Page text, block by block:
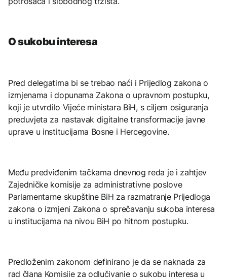
O sukobu interesa
Pred delegatima bi se trebao naći i Prijedlog zakona o
izmjenama i dopunama Zakona o upravnom postupku,
koji je utvrdilo Vijeće ministara BiH, s ciljem osiguranja
preduvjeta za nastavak digitalne transformacije javne
uprave u institucijama Bosne i Hercegovine.
Među predviđenim tačkama dnevnog reda je i zahtjev
Zajedničke komisije za administrativne poslove
Parlamentarne skupštine BiH za razmatranje Prijedloga
zakona o izmjeni Zakona o sprečavanju sukoba interesa
u institucijama na nivou BiH po hitnom postupku.
Predloženim zakonom definirano je da se naknada za
rad člana Komisije za odlučivanje o sukobu interesa u